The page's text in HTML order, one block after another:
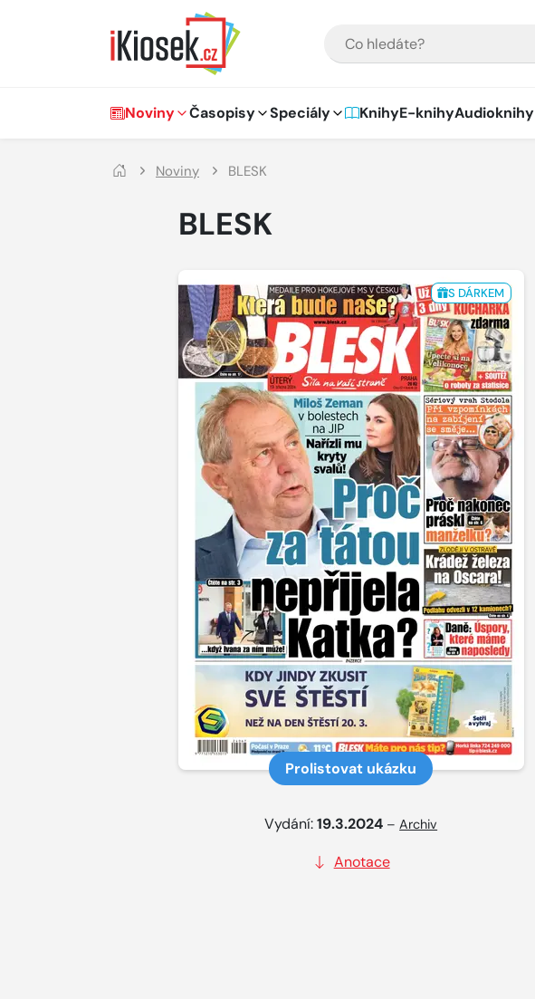
Hlavní navigace
Noviny Časopisy Speciály KnihyE-knihyAudioknihy
Noviny BLESK
BLESK
S DÁRKEM
Prolistovat ukázku
Vydání:19.3.2024 –Archiv
Anotace